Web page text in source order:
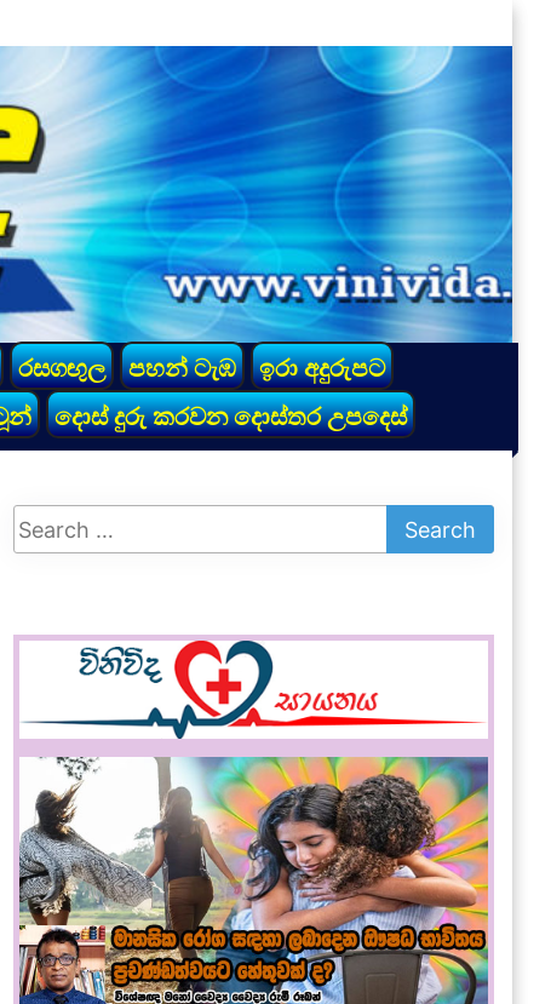
රසගඟුල පහන් ටැඹ
ඉරා අදුරුපට
දොස් දුරු කරවන දොස්තර උපදෙස්